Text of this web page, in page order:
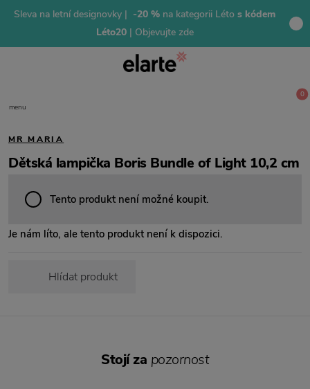
Sleva na letní designovky | -20 % na kategorii Léto s kódem
Léto20 | Objevujte zde
menu
0
MR MARIA
Dětská lampička Boris Bundle of Light 10,2 cm
Tento produkt není možné koupit.
Je nám líto, ale tento produkt není k dispozici.
Hlídat produkt
Stojí za pozornost